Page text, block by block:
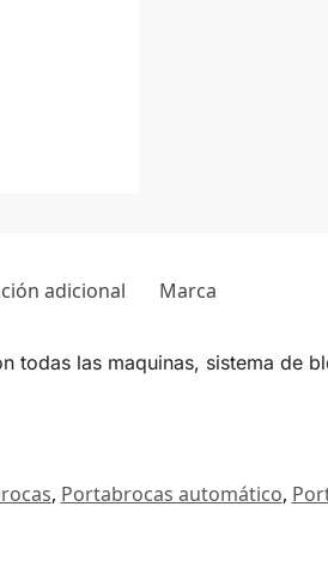
adicional Marca
las maquinas, sistema de
, Portabrocas automático,